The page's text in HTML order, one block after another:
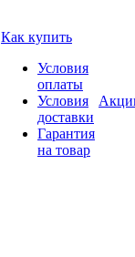
Как купить
Условия
оплаты
Условия
доставки
Гарантия
на товар